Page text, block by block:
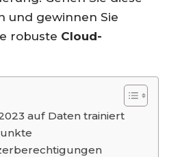
und gewinnen Sie
robuste Cloud-
auf Daten trainiert